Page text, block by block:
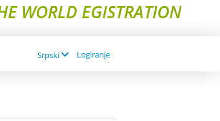
WORLD EGISTRATION
Srpski Logiranje